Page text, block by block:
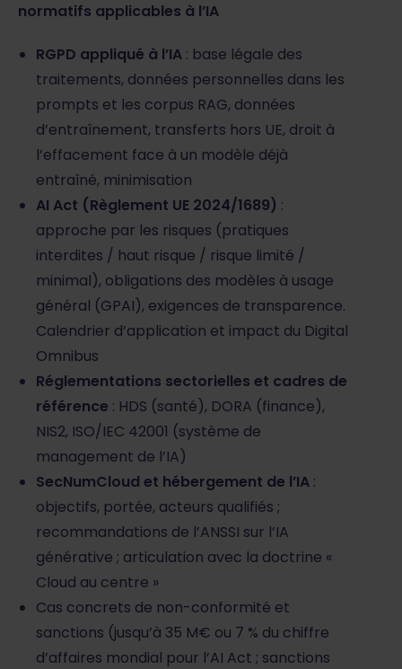
normatifs applicables à l’IA
RGPD appliqué à l’IA : base légale des
traitements, données personnelles dans les
prompts et les corpus RAG, données
d’entraînement, transferts hors UE, droit à
l’effacement face à un modèle déjà
entraîné, minimisation
AI Act (Règlement UE 2024/1689) :
approche par les risques (pratiques
interdites / haut risque / risque limité /
minimal), obligations des modèles à usage
général (GPAI), exigences de transparence.
Calendrier d’application et impact du Digital
Omnibus
Réglementations sectorielles et cadres de
référence : HDS (santé), DORA (finance),
NIS2, ISO/IEC 42001 (système de
management de l’IA)
SecNumCloud et hébergement de l’IA :
objectifs, portée, acteurs qualifiés ;
recommandations de l’ANSSI sur l’IA
générative ; articulation avec la doctrine «
Cloud au centre »
Cas concrets de non-conformité et
sanctions (jusqu’à 35 M€ ou 7 % du chiffre
d’affaires mondial pour l’AI Act ; sanctions